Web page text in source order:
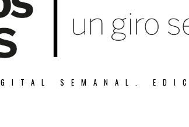
SEMANAL.